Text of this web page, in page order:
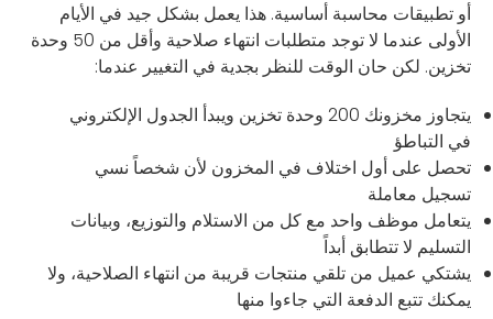
أو تطبيقات محاسبة أساسية. هذا يعمل بشكل جيد في الأيام
الأولى عندما لا توجد متطلبات انتهاء صلاحية وأقل من 50 وحدة
تخزين. لكن حان الوقت للنظر بجدية في التغيير عندما:
يتجاوز مخزونك 200 وحدة تخزين ويبدأ الجدول الإلكتروني
في التباطؤ
تحصل على أول اختلاف في المخزون لأن شخصاً نسي
تسجيل معاملة
يتعامل موظف واحد مع كل من الاستلام والتوزيع، وبيانات
التسليم لا تتطابق أبداً
يشتكي عميل من تلقي منتجات قريبة من انتهاء الصلاحية، ولا
يمكنك تتبع الدفعة التي جاءوا منها